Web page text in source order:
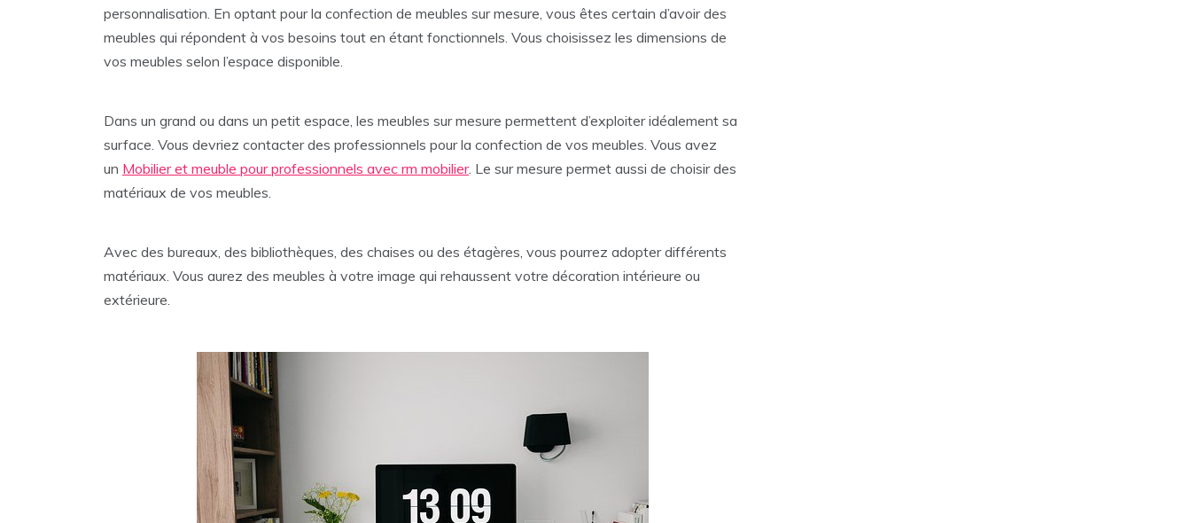
personnalisation. En optant pour la confection de meubles sur mesure, vous êtes certain d’avoir des
meubles qui répondent à vos besoins tout en étant fonctionnels. Vous choisissez les dimensions de
vos meubles selon l’espace disponible.
Dans un grand ou dans un petit espace, les meubles sur mesure permettent d’exploiter idéalement sa
surface. Vous devriez contacter des professionnels pour la confection de vos meubles. Vous avez
un Mobilier et meuble pour professionnels avec rm mobilier. Le sur mesure permet aussi de choisir des
matériaux de vos meubles.
Avec des bureaux, des bibliothèques, des chaises ou des étagères, vous pourrez adopter différents
matériaux. Vous aurez des meubles à votre image qui rehaussent votre décoration intérieure ou
extérieure.